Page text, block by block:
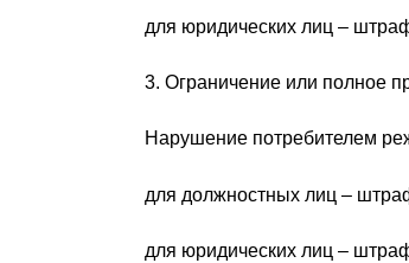
для юридических лиц –
3. Ограничение или полное
Нарушение потребителем
для должностных лиц –
для юридических лиц –